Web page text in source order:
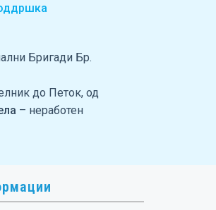
Бригади Бр.
до Петок, од
– неработен